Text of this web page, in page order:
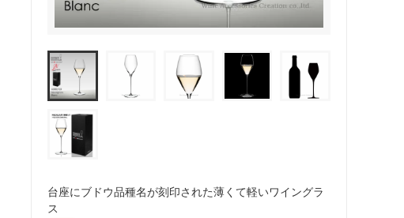
台座にブドウ品種名が刻印された薄くて軽いワイングラ
ス